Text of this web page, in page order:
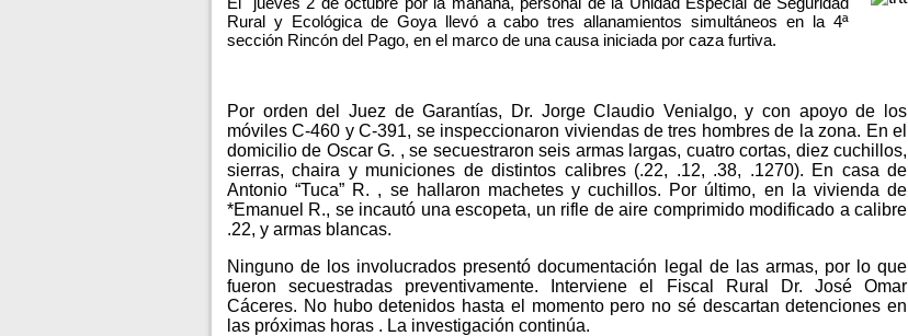
Rural y Ecológica de Goya llevó a cabo tres allanamientos simultáneos en la 4ª
sección Rincón del Pago, en el marco de una causa iniciada por caza furtiva.
Por orden del Juez de Garantías, Dr. Jorge Claudio Venialgo, y con apoyo de los
móviles C-460 y C-391, se inspeccionaron viviendas de tres hombres de la zona. En el
domicilio de Oscar G. , se secuestraron seis armas largas, cuatro cortas, diez cuchillos,
sierras, chaira y municiones de distintos calibres (.22, .12, .38, .1270). En casa de
Antonio “Tuca” R. , se hallaron machetes y cuchillos. Por último, en la vivienda de
*Emanuel R., se incautó una escopeta, un rifle de aire comprimido modificado a calibre
.22, y armas blancas.
Ninguno de los involucrados presentó documentación legal de las armas, por lo que
fueron secuestradas preventivamente. Interviene el Fiscal Rural Dr. José Omar
Cáceres. No hubo detenidos hasta el momento pero no sé descartan detenciones en
las próximas horas . La investigación continúa.